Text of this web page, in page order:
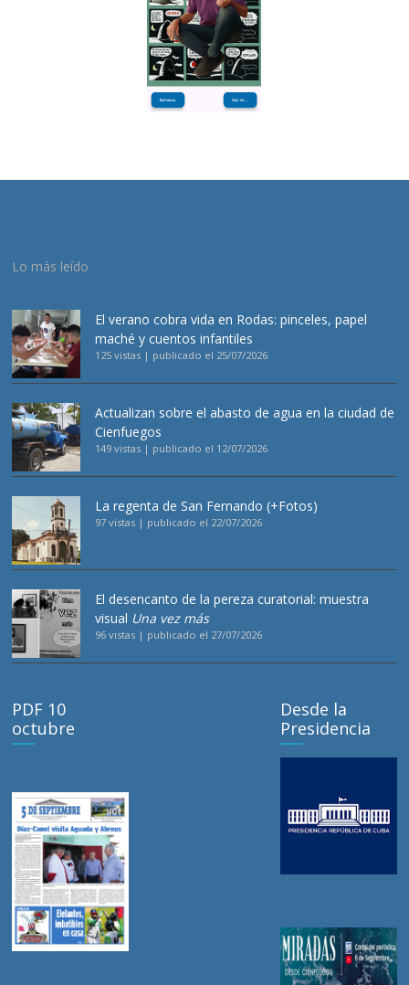
Lo más leído
El verano cobra vida en Rodas: pinceles, papel
maché y cuentos infantiles
125 vistas | publicado el 25/07/2026
Actualizan sobre el abasto de agua en la ciudad de
Cienfuegos
149 vistas | publicado el 12/07/2026
La regenta de San Fernando (+Fotos)
97 vistas | publicado el 22/07/2026
El desencanto de la pereza curatorial: muestra
visual Una vez más
96 vistas | publicado el 27/07/2026
PDF 10
octubre
Desde la
Presidencia